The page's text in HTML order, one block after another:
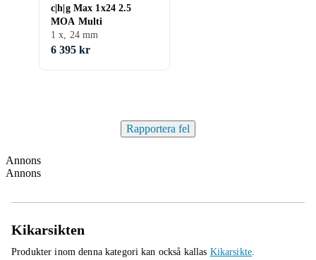
c|h|g Max 1x24 2.5
MOA Multi
1 x, 24 mm
6 395 kr
Rapportera fel
Annons
Annons
Kikarsikten
Produkter inom denna kategori kan också kallas Kikarsikte.